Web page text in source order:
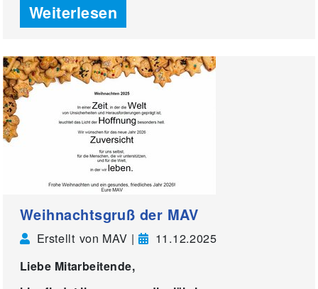
Weiterlesen
Weihnachtsgruß der MAV
Erstellt von MAV | 11.12.2025
Liebe Mitarbeitende,